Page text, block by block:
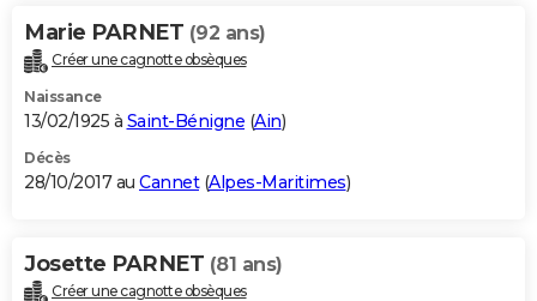
Marie PARNET (92 ans)
Créer une cagnotte obsèques
Naissance
13/02/1925 à Saint-Bénigne (Ain)
Décès
28/10/2017 au Cannet(Alpes-Maritimes)
Josette PARNET (81 ans)
Créer une cagnotte obsèques